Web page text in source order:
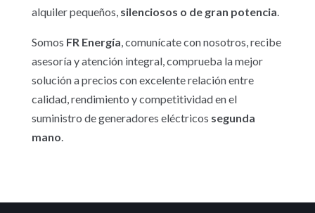
alquiler pequeños, silenciosos o de gran potencia
Somos FR Energía , comunícate con nosotros, recibe
asesoría y atención integral, comprueba la mejor
solución a precios con excelente relación entre
calidad, rendimiento y competitividad en el
suministro de generadores eléctricos segunda
mano